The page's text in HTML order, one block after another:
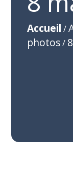
Accueil /
photos/